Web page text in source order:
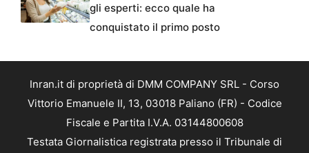
gli esperti: ecco quale ha
conquistato il primo posto
Inran.it di proprietà di DMM COMPANY SRL - Corso
Vittorio Emanuele II, 13, 03018 Paliano (FR) - Codice
Fiscale e Partita I.V.A. 03144800608
Testata Giornalistica registrata presso il Tribunale di